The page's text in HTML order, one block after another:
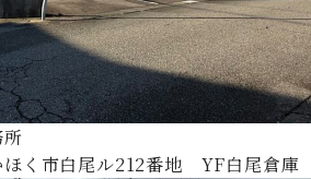
ほく市白尾ル212番地 YF白尾倉庫